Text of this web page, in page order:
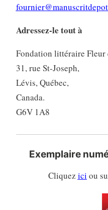
Adressez-le tout à
Fondation littéraire Fleur
31, rue St-Joseph,
Lévis, Québec,
Canada.
G6V 1A8
Exemplaire
Cliquez ici ou